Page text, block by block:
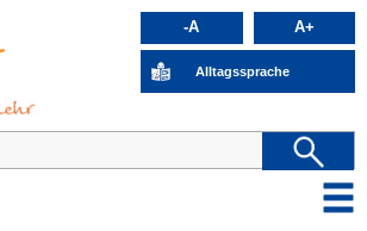
-A A+
Alltagssprache